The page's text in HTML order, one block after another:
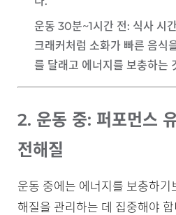
운동 30분~1시간 전: 식사 시
크래커처럼 소화가 빠른 음식
를 달래고 에너지를 보충하는
2. 운동 중: 퍼포먼스
전해질
운동 중에는 에너지를 보충하기
해질을 관리하는 데 집중해야